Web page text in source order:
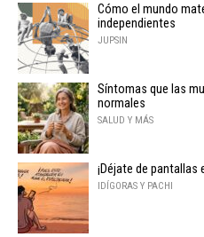
Cómo el mundo
independientes
JUPSIN
Síntomas que las
normales
SALUD Y MÁS
¡Déjate de pantallas
IDÍGORAS Y PACHI